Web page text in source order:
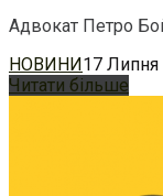
Адвокат Петро
НОВИНИ 17 Липня
Читати більше